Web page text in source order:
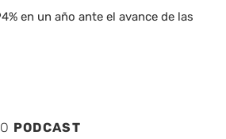
en un año ante el avance de las
PODCAST